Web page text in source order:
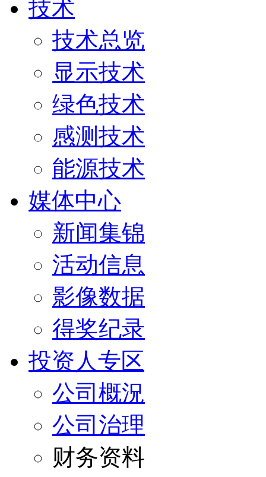
技术
技术总览
显示技术
绿色技术
感测技术
能源技术
媒体中心
新闻集锦
活动信息
影像数据
得奖纪录
投资人专区
公司概況
公司治理
财务资料